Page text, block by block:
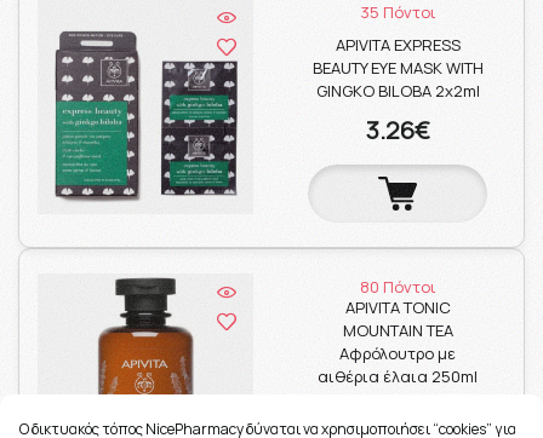
35 Πόντοι
APIVITA EXPRESS
BEAUTY EYE MASK WITH
GINGKO BILOBA 2x2ml
3.26€
80 Πόντοι
APIVITA TONIC
MOUNTAIN TEA
Αφρόλουτρο με
αιθέρια έλαια 250ml
O δικτυακός τόπος NicePharmacy δύναται να χρησιμοποιήσει “cookies” για